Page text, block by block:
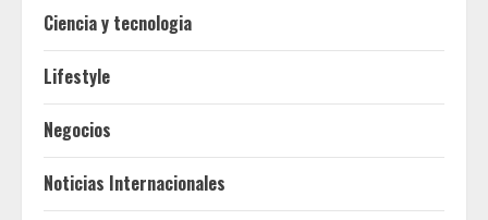
Ciencia y tecnologia
Lifestyle
Negocios
Noticias Internacionales